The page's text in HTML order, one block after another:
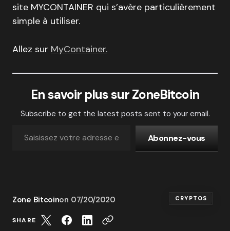
site MYCONTAINER qui s’avère particulièrement
simple à utiliser.
Allez sur MyContainer.
En savoir plus sur ZoneBitcoin
Subscribe to get the latest posts sent to your email.
Abonnez-vous
Zone Bitcoinon 07/20/2020 CRYPTOS
SHARE